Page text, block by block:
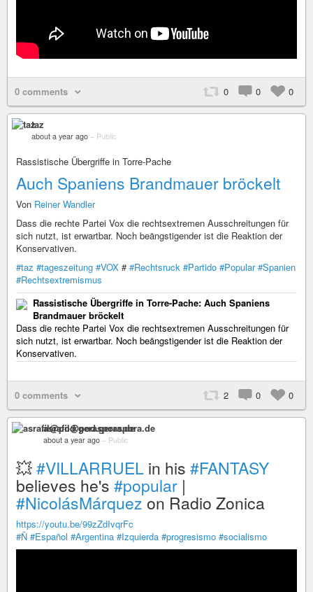
0 comments 0 0 0
taz
about a year ago – Public
Rassistische Übergriffe in Torre-Pache
Auch Spaniens Brandmauer bröckelt
Von Reiner Wandler
Dass die rechte Partei Vox die rechtsextremen Ausschreitungen für
sich nutzt, ist erwartbar. Noch beängstigender ist die Reaktion der
Konservativen.
#taz #tageszeitung #VOX # #Rechtsruck #Partido #Popular #Spanien
#Rechtsextremismus
Rassistische Übergriffe in Torre-Pache: Auch Spaniens
Brandmauer bröckelt
Dass die rechte Partei Vox die rechtsextremen Ausschreitungen für
sich nutzt, ist erwartbar. Noch beängstigender ist die Reaktion der
Konservativen.
0 comments 2 0 0
asrafil@pod.geraspora.de
about a year ago – Public
💥#VILLARRUEL in his #FANTASY
believes he's #popular |
#NicolásMárquezon Radio Zonica
https://youtu.be/99zZdIvqrFc
#Ñ #Español #Argentina #Izquierda #progresismo #socialismo